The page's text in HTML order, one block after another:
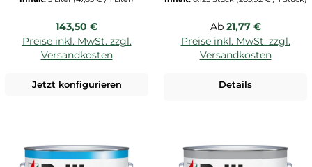
Regulärer Preis:
143,50 €
Preise inkl. MwSt. zzgl.
Versandkosten
Jetzt konfigurieren
Regulärer Preis:
Ab 21,77 €
Preise inkl. MwSt. zzgl.
Versandkosten
Details